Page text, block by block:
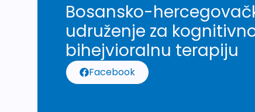
Bosansko-
udruženje za
bihejvioralnu terapiju
Facebook